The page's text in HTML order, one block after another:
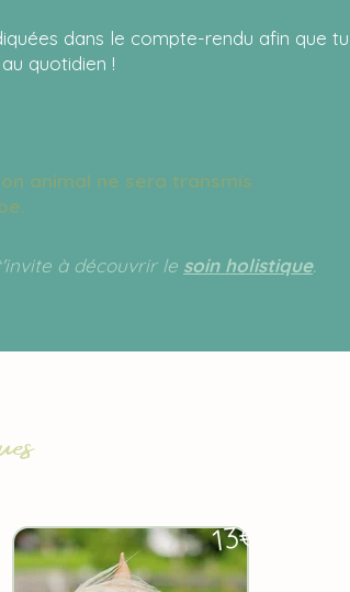
dans le compte-rendu afin que tu
au quotidien !
animal ne sera transmis
à découvrir le soin holistique.
13€